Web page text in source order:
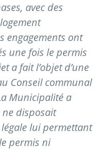
avec des
engagements ont
une fois le permis
a fait l’objet d’une
Conseil communal
Municipalité a
ne disposait
légale lui permettant
permis ni